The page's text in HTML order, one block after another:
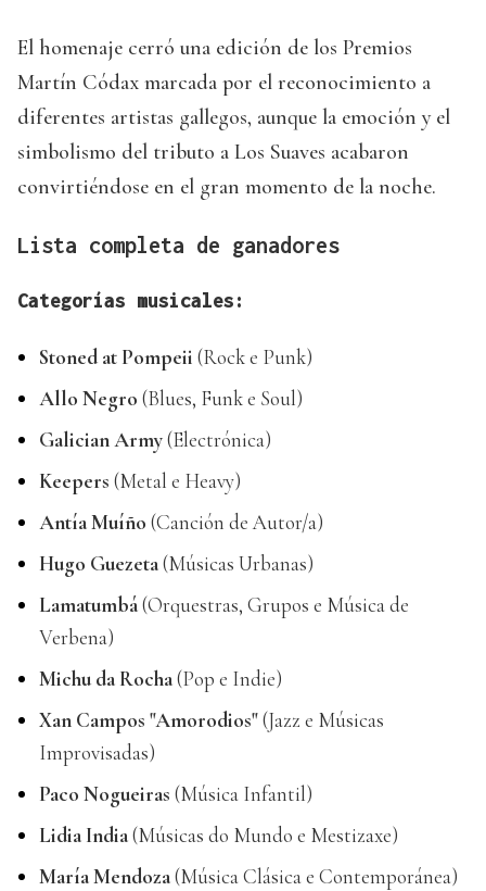
El homenaje cerró una edición de los Premios
Martín Códax marcada por el reconocimiento a
diferentes artistas gallegos, aunque la emoción y el
simbolismo del tributo a Los Suaves acabaron
convirtiéndose en el gran momento de la noche.
Lista completa de ganadores
Categorías musicales:
Stoned at Pompeii (Rock e Punk)
Allo Negro (Blues, Funk e Soul)
Galician Army(Electrónica)
Keepers (Metal e Heavy)
Antía Muíño (Canción de Autor/a)
Hugo Guezeta(Músicas Urbanas)
Lamatumbá(Orquestras, Grupos e Música de
Verbena)
Michu da Rocha(Pop e Indie)
Xan Campos "Amorodios"(Jazz e Músicas
Improvisadas)
Paco Nogueiras (Música Infantil)
Lidia India(Músicas do Mundo e Mestizaxe)
María Mendoza(Música Clásica e Contemporánea)